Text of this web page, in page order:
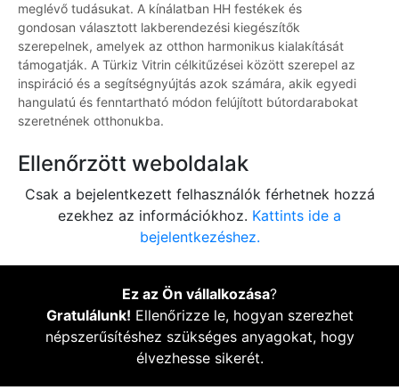
meglévő tudásukat. A kínálatban HH festékek és
gondosan választott lakberendezési kiegészítők
szerepelnek, amelyek az otthon harmonikus kialakítását
támogatják. A Türkiz Vitrin célkitűzései között szerepel az
inspiráció és a segítségnyújtás azok számára, akik egyedi
hangulatú és fenntartható módon felújított bútordarabokat
szeretnének otthonukba.
Ellenőrzött weboldalak
Csak a bejelentkezett felhasználók férhetnek hozzá
ezekhez az információkhoz. Kattints ide a
bejelentkezéshez.
Ez az Ön vállalkozása?
Gratulálunk! Ellenőrizze le, hogyan szerezhet
népszerűsítéshez szükséges anyagokat, hogy
élvezhesse sikerét.